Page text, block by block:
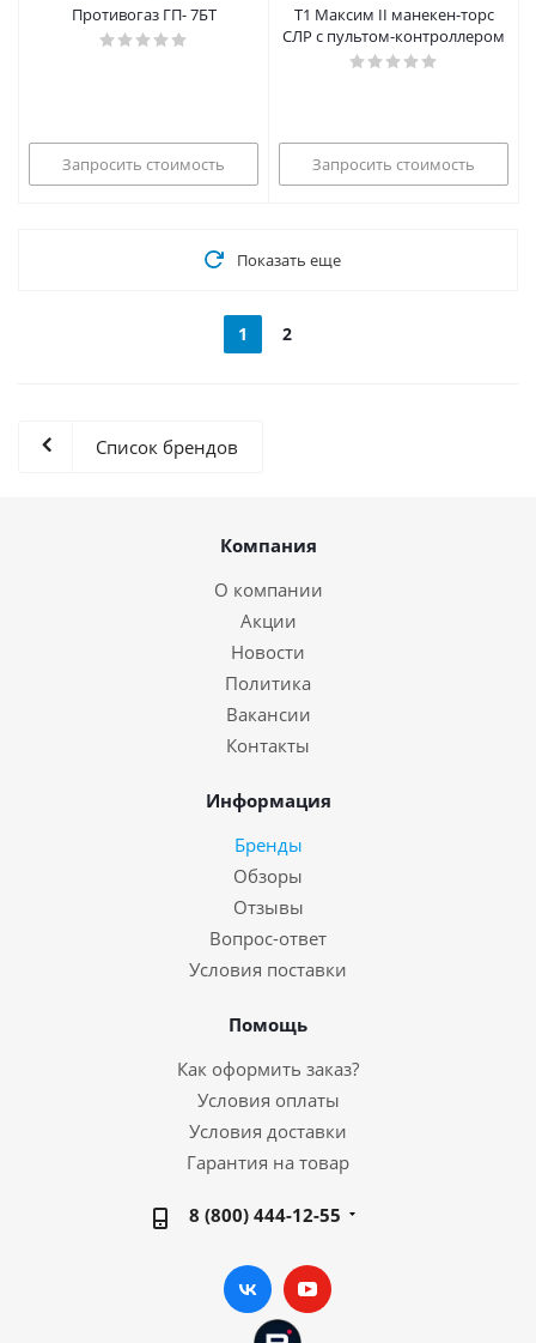
Противогаз ГП- 7БТ
Запросить стоимость
Т1 Максим II манекен-торс
СЛР с пультом-контроллером
Запросить стоимость
Показать еще
1 2
Список брендов
Компания
О компании
Акции
Новости
Политика
Вакансии
Контакты
Информация
Бренды
Обзоры
Отзывы
Вопрос-ответ
Условия поставки
Помощь
Как оформить заказ?
Условия оплаты
Условия доставки
Гарантия на товар
8 (800) 444-12-55